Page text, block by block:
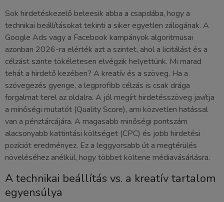
Sok hirdetéskezelő beleesik abba a csapdába, hogy a
technikai beállításokat tekinti a siker egyetlen zálogának. A
Google Ads vagy a Facebook kampányok algoritmusai
azonban 2026-ra elérték azt a szintet, ahol a licitálást és a
célzást szinte tökéletesen elvégzik helyettünk. Mi marad
tehát a hirdető kezében? A kreatív és a szöveg. Ha a
szövegezés gyenge, a legprofibb célzás is csak drága
forgalmat terel az oldalra. A jól megírt hirdetésszöveg javítja
a minőségi mutatót (Quality Score), ami közvetlen hatással
van a pénztárcájára. A magasabb minőségi pontszám
alacsonyabb kattintási költséget (CPC) és jobb hirdetési
pozíciót eredményez. Ez a leggyorsabb út a megtérülés
növeléséhez anélkül, hogy többet költene médiavásárlásra.
A technikai beállítás vs. a kreatív tartalom
egyensúlya